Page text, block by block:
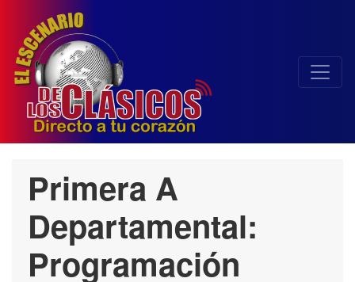
Primera A
Departamental:
Programación